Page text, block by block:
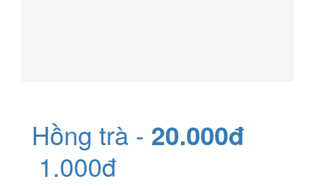
Hồng trà - 20.000đ
1.000đ